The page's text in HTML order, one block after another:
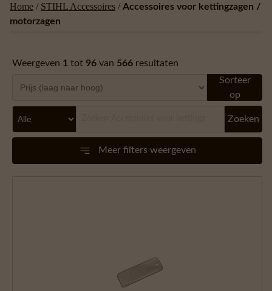
Home / STIHL Accessoires / Accessoires voor kettingzagen /
motorzagen
Weergeven 1 tot 96 van 566 resultaten
Sorteer
op
Zoeken
Meer filters weergeven